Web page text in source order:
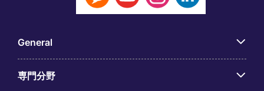
General
専門分野